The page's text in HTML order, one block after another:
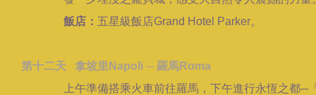
飯店： 五星級飯店Grand Hotel Parker。
第十二天 拿坡里Napoli ─ 羅馬Roma
上午準備搭乘火車前往羅馬，下午進行永恆之都─「